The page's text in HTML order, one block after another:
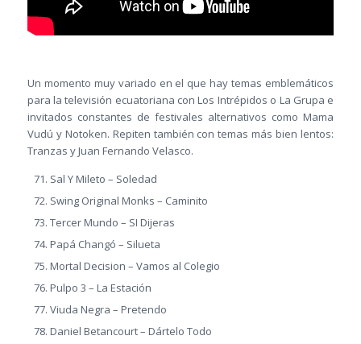
Un momento muy variado en el que hay temas emblemáticos
para la televisión ecuatoriana con Los Intrépidos o La Grupa e
invitados constantes de festivales alternativos como Mama
Vudú y Notoken. Repiten también con temas más bien lentos:
Tranzas y Juan Fernando Velasco.
Sal Y Mileto – Soledad
Swing Original Monks – Caminito
Tercer Mundo – SI Dijeras
Papá Changó – Silueta
Mortal Decision – Vamos al Colegio
Pulpo 3 – La Estación
Viuda Negra – Pretendo
Daniel Betancourt – Dártelo Todo